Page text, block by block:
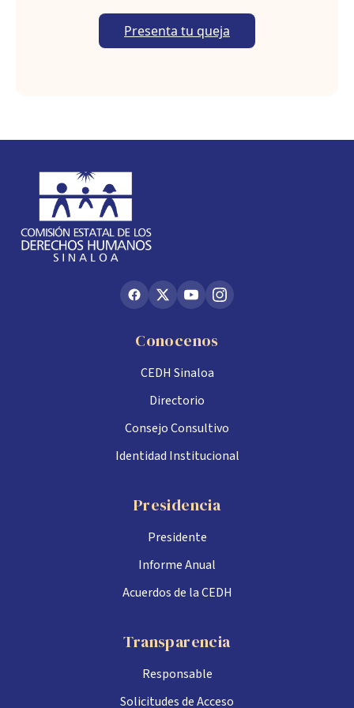
Presenta tu queja
Conocenos
CEDH Sinaloa
Directorio
Consejo Consultivo
Identidad Institucional
Presidencia
Presidente
Informe Anual
Acuerdos de la CEDH
Transparencia
Responsable
Solicitudes de Acceso